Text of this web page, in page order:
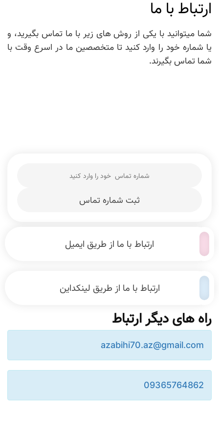
بهترین مسیر شروع و رشد کسب کار را به شما نشان خواهیم داد
طراحی رابط کاربری
طراحی حرفه ای و کارای محیط اپلیکیشن و وبسایت
طراحی لوگو حرفه ای
ارتباط با ما
شما میتوانید با یکی از روش های زیر با ما تماس بگیرید، و
یا شماره خود را وارد کنید تا متخصصین ما در اسرع وقت با
شما تماس بگیرند.
ثبت شماره تماس
ارتباط با ما از طریق ایمیل
ارتباط با ما از طریق لینکداین
راه های دیگر ارتباط
azabihi70.az@gmail.com
09365764862